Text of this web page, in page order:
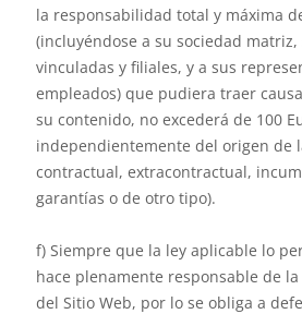
la responsabilidad total y máxima de
(incluyéndose a su sociedad matriz,
vinculadas y filiales, y a sus
empleados) que pudiera traer
su contenido, no excederá de 100
independientemente del origen de
contractual, extracontractual,
garantías o de otro tipo).
f) Siempre que la ley aplicable lo
hace plenamente responsable de
del Sitio Web, por lo se obliga a